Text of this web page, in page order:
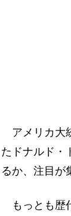
アメリカ大
たドナルド・
るか、注目が
もっとも歴